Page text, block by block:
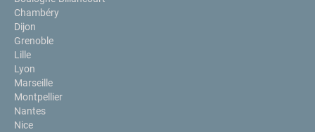
Chambéry
Dijon
Grenoble
Lille
Lyon
Marseille
Montpellier
Nantes
Nice